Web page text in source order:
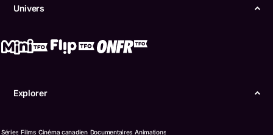
Univers
Explorer
Séries Films Cinéma canadien Documentaires Animations
Boukili
Confidentialité
langue française de l’Ontario (TFO) - 2026